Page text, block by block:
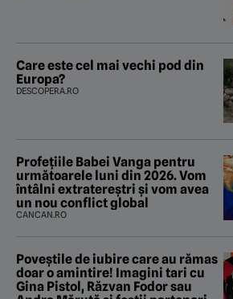
Care este cel mai vechi pod din
Europa?
DESCOPERA.RO
Profețiile Babei Vanga pentru
următoarele luni din 2026. Vom
întâlni extratereștri și vom avea
un nou conflict global
CANCAN.RO
Poveştile de iubire care au rămas
doar o amintire! Imagini tari cu
Gina Pistol, Răzvan Fodor sau